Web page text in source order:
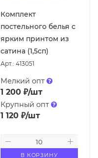
Комплект
постельного белья с
ярким принтом из
сатина (1,5сп)
Арт.: 413051
Мелкий опт
1 200₽/шт
Крупный опт
1 120₽/шт
В КОРЗИНУ